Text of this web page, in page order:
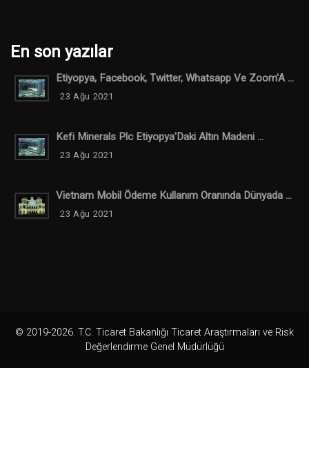
En son yazılar
Etiyopya, Facebook, Twitter, Whatsapp Ve Zoom'A ...
23 Ağu 2021
Kefi Minerals Plc Etiyopya'Daki Altın Madeni ...
23 Ağu 2021
Vietnam Mobil Ödeme Kullanım Oranında Dünyada ...
23 Ağu 2021
© 2019-2026. T.C. Ticaret Bakanlığı Ticaret Araştırmaları ve Risk
Değerlendirme Genel Müdürlüğü